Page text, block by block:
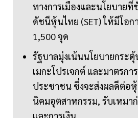
ทางการเมืองและนโยบาย
ดัชนีหุ้นไทย (SET) ให้มีโอก
1,500 จุด
รัฐบาลมุ่งเน้นนโยบายกระ
เมกะโปรเจกต์ และมาตรกา
ประชาชน ซึ่งจะส่งผลดีต่อ
นิคมอุตสาหกรรม, รับเหมา